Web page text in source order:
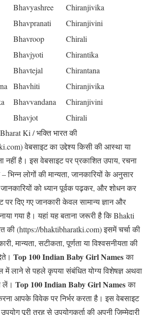
Bhavyashree
Chiranjivika
Bhavpranati
Chiranjivini
Bhavroop
Chirali
Bhavjyoti
Chirantika
Bhavtejal
Chirantana
Bhavhiti
Chiranjivika
Bhavvandana
Chiranjivini
Bhavjot Chirali
Ki / भक्ति भारत की
वेबसाइट का उद्देश्य किसी की आस्था या
नहीं है। इस वेबसाइट पर प्रकाशित उपाय, रचना
भिन्न लोगों की मान्यता, जानकारियों के अनुसार
को ध्यान पूर्वक पढ़कर, और शोधन कर
पर दिए गए जानकारी केवल सामान्य ज्ञान और
गया है। यहां यह बताना जरूरी है कि Bhakti
की (https://bhaktibharatki.com) इसमें चर्चा की
मान्यता, सटीकता, पूर्णता या विश्वसनीयता की
Top 100 Indian Baby Girl Names का
लाने से पहले कृपया संबंधित योग्य विशेषज्ञ अथवा
लें। Top 100 Indian Baby Girl Names का
आपके विवेक पर निर्भर करता है। इस वेबसाइट
पूरी तरह से उपयोगकर्ता की अपनी ज़िम्मेदारी